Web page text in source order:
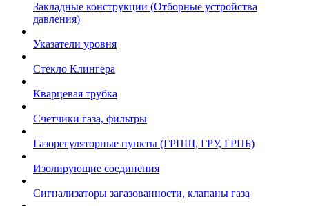
Закладные конструкции (Отборные устройства
давления)
Указатели уровня
Стекло Клингера
Кварцевая трубка
Счетчики газа, фильтры
Газорегуляторные пункты (ГРПШ, ГРУ, ГРПБ)
Изолирующие соединения
Сигнализаторы загазованности, клапаны газа